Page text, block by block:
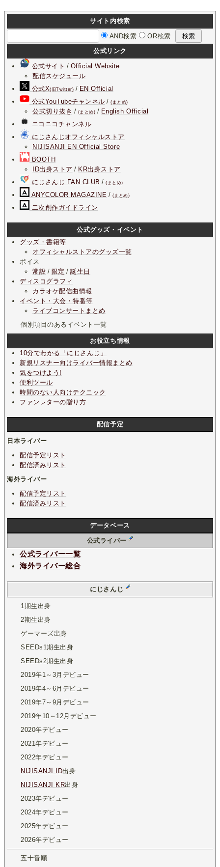
サイト内検索
AND検索
OR検索
公式リンク
公式サイト / Official Website
配信スケジュール
公式X(旧Twitter) / EN Official
公式YouTubeチャンネル /(まとめ)
公式切り抜き / (まとめ) / English Official
ニコニコチャンネル
にじさんじオフィシャルストア
NIJISANJI EN Official Store
BOOTH
ID出身ストア / KR出身ストア
にじさんじ FAN CLUB /(まとめ)
ANYCOLOR MAGAZINE / (まとめ)
二次創作ガイドライン
公式グッズ・イベント
グッズ・書籍等
オフィシャルストアのグッズ一覧
ボイス
常設 / 限定 /誕生日
ディスコグラフィ
カラオケ配信曲情報
イベント・大会・特番等
ライブコンサートまとめ
個別項目のあるイベント一覧
お役立ち情報
10分でわかる「にじさんじ」
新規リスナー向けライバー情報まとめ
気をつけよう!
便利ツール
時間のない人向けテクニック
ファンレターの贈り方
配信予定
日本ライバー
配信予定リスト
配信済みリスト
海外ライバー
配信予定リスト
配信済みリスト
データベース
公式ライバー
公式ライバー一覧
海外ライバー総合
にじさんじ
1期生出身
2期生出身
ゲーマーズ出身
SEEDs1期生出身
SEEDs2期生出身
2019年1～3月デビュー
2019年4～6月デビュー
2019年7～9月デビュー
2019年10～12月デビュー
2020年デビュー
2021年デビュー
2022年デビュー
NIJISANJI ID出身
NIJISANJI KR出身
2023年デビュー
2024年デビュー
2025年デビュー
2026年デビュー
五十音順